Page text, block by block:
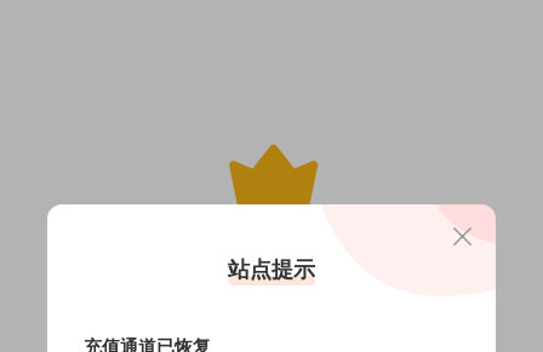
此内容仅限VIP查看
站点提示
充值通道已恢复